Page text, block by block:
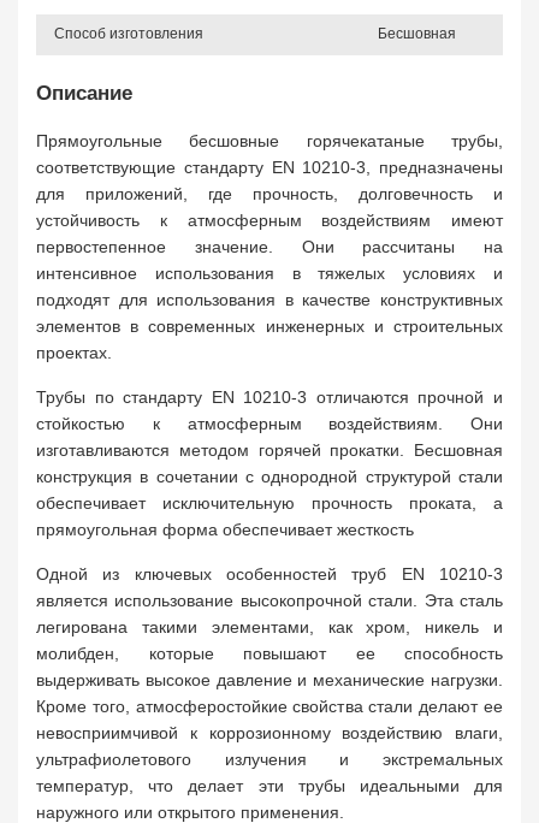
Способ изготовления Бесшовная
Описание
Прямоугольные бесшовные горячекатаные трубы,
соответствующие стандарту EN 10210-3, предназначены
для приложений, где прочность, долговечность и
устойчивость к атмосферным воздействиям имеют
первостепенное значение. Они рассчитаны на
интенсивное использования в тяжелых условиях и
подходят для использования в качестве конструктивных
элементов в современных инженерных и строительных
проектах.
Трубы по стандарту EN 10210-3 отличаются прочной и
стойкостью к атмосферным воздействиям. Они
изготавливаются методом горячей прокатки. Бесшовная
конструкция в сочетании с однородной структурой стали
обеспечивает исключительную прочность проката, а
прямоугольная форма обеспечивает жесткость
Одной из ключевых особенностей труб EN 10210-3
является использование высокопрочной стали. Эта сталь
легирована такими элементами, как хром, никель и
молибден, которые повышают ее способность
выдерживать высокое давление и механические нагрузки.
Кроме того, атмосферостойкие свойства стали делают ее
невосприимчивой к коррозионному воздействию влаги,
ультрафиолетового излучения и экстремальных
температур, что делает эти трубы идеальными для
наружного или открытого применения.